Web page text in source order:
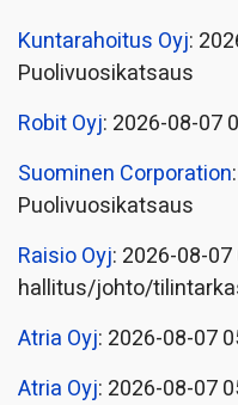
Kuntarahoitus Oyj:
Puolivuosikatsaus
Robit Oyj: 2026-08-07
Suominen Corporation
Puolivuosikatsaus
Raisio Oyj: 2026-08-
hallitus/johto/
Atria Oyj: 2026-08-07
Atria Oyj: 2026-08-07